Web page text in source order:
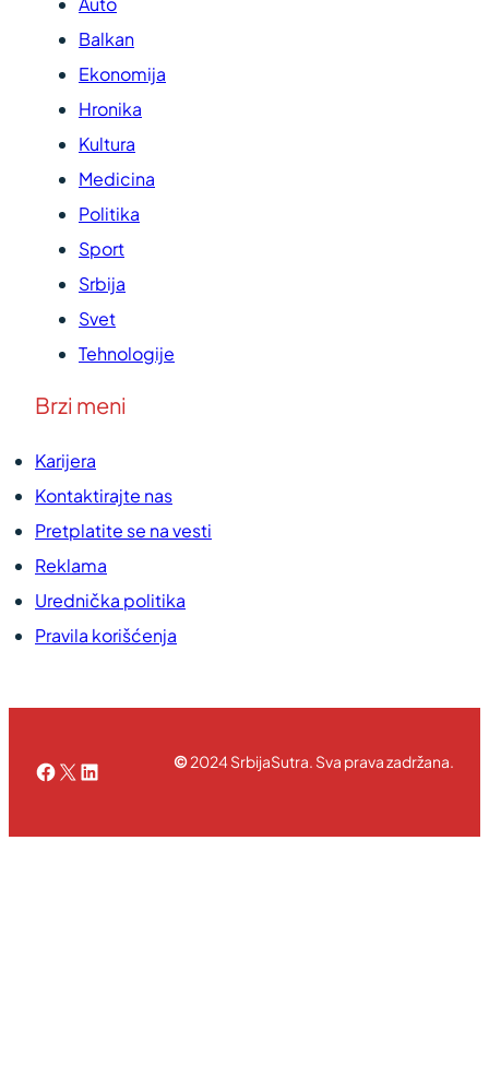
Balkan
Ekonomija
Hronika
Kultura
Medicina
Politika
Sport
Srbija
Svet
Tehnologije
Brzi meni
Karijera
Kontaktirajte nas
Pretplatite se na vesti
Reklama
Urednička politika
Pravila korišćenja
Facebook
X LinkedIn©2024 SrbijaSutra. Sva prava zadržana.